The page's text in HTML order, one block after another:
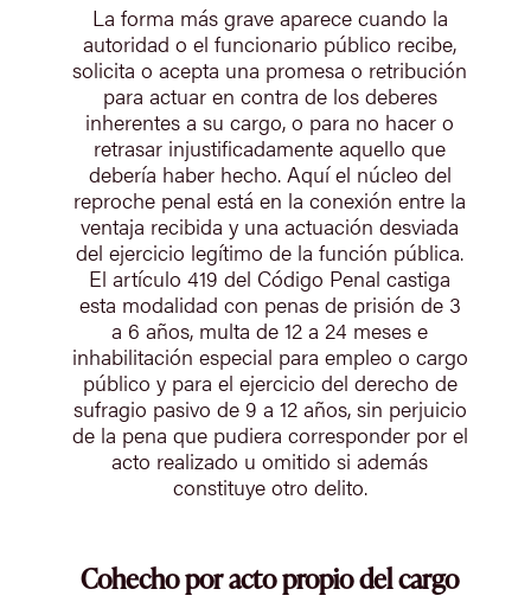
La forma más grave aparece cuando la
autoridad o el funcionario público recibe,
solicita o acepta una promesa o retribución
para actuar en contra de los deberes
inherentes a su cargo, o para no hacer o
retrasar injustificadamente aquello que
debería haber hecho. Aquí el núcleo del
reproche penal está en la conexión entre la
ventaja recibida y una actuación desviada
del ejercicio legítimo de la función pública.
El artículo 419 del Código Penal castiga
esta modalidad con penas de prisión de 3
a 6 años, multa de 12 a 24 meses e
inhabilitación especial para empleo o cargo
público y para el ejercicio del derecho de
sufragio pasivo de 9 a 12 años, sin perjuicio
de la pena que pudiera corresponder por el
acto realizado u omitido si además
constituye otro delito.
Cohecho por acto propio del cargo